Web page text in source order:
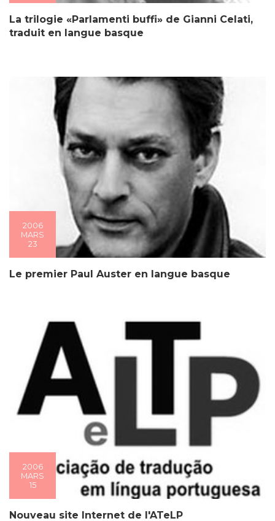
La trilogie «Parlamenti buffi» de Gianni Celati,
traduit en langue basque
2006
MARS
23
Le premier Paul Auster en langue basque
2006
MARS
15
Nouveau site Internet de l'ATeLP